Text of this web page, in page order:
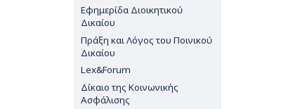
Εφημερίδα Διοικητικού
Δικαίου
Πράξη και Λόγος του Ποινικού
Δικαίου
Lex&Forum
Δίκαιο της Κοινωνικής
Ασφάλισης